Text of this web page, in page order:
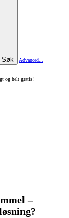
Søk
Advanced...
og helt gratis!
–